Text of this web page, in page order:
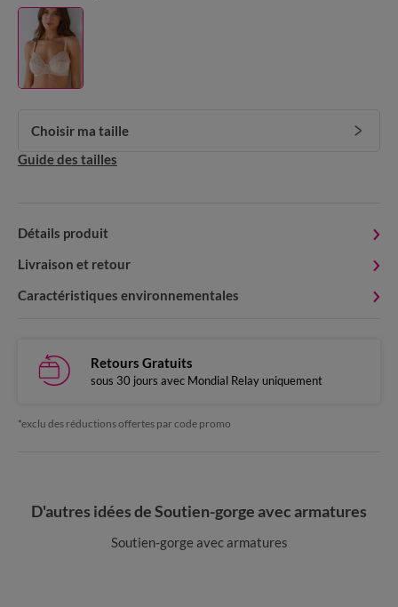
Choisir ma taille
Guide des tailles
Détails produit
Livraison et retour
Caractéristiques environnementales
Retours Gratuits
sous 30 jours avec Mondial Relay uniquement
*exclu des réductions offertes par code promo
D'autres idées de Soutien-gorge avec armatures
Soutien-gorge avec armatures